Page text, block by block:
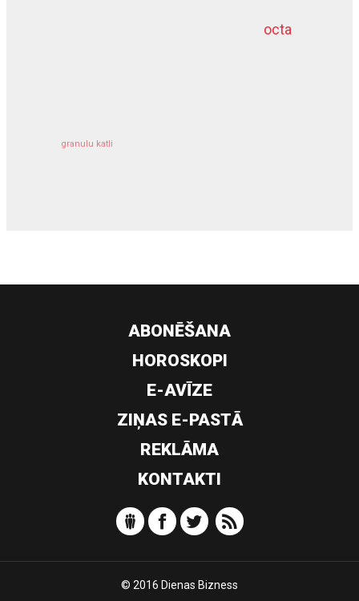
octa
granulu katli
dziļurbums
ABONĒŠANA
HOROSKOPI
E-AVĪZE
ZIŅAS E-PASTĀ
REKLĀMA
KONTAKTI
© 2016 Dienas Bizness